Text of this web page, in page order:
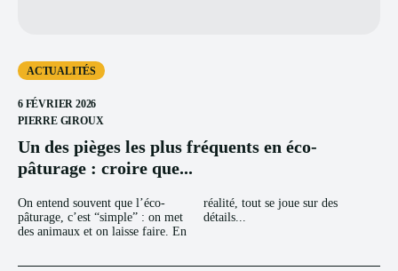
ACTUALITÉS
6 FÉVRIER 2026
PIERRE GIROUX
Un des pièges les plus fréquents en éco-
pâturage : croire que...
On entend souvent que l’éco-
pâturage, c’est “simple” : on met
des animaux et on laisse faire. En
réalité, tout se joue sur des
détails...